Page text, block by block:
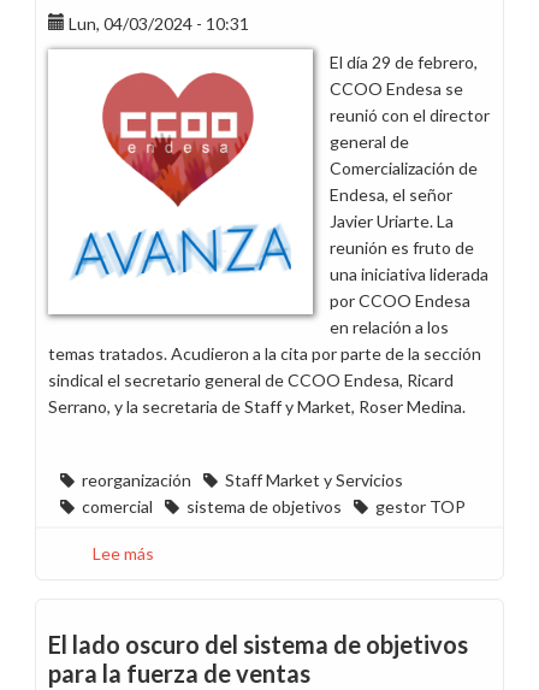
Lun, 04/03/2024 - 10:31
El día 29 de febrero,
CCOO Endesa se
reunió con el director
general de
Comercialización de
Endesa, el señor
Javier Uriarte. La
reunión es fruto de
una iniciativa liderada
por CCOO Endesa
en relación a los
temas tratados. Acudieron a la cita por parte de la sección
sindical el secretario general de CCOO Endesa, Ricard
Serrano, y la secretaria de Staff y Market, Roser Medina.
reorganización
Staff Market y Servicios
comercial
sistema de objetivos gestor TOP
Lee más
Market,
el
El lado oscuro del sistema de objetivos
para la fuerza de ventas